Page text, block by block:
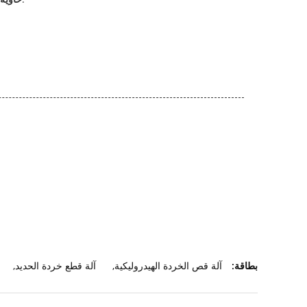
بطاقة: آلة قص الخردة الهيدروليكية, آلة قطع خردة الحديد,